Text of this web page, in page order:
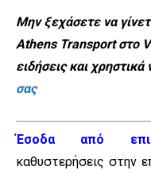
Μην ξεχάσετε να
Athens Transport στο
ειδήσεις και χρηστικά
σας
Έσοδα από
καθυστερήσεις στην